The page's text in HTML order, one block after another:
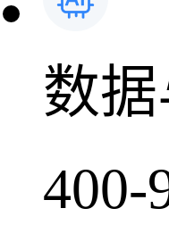
数
400-